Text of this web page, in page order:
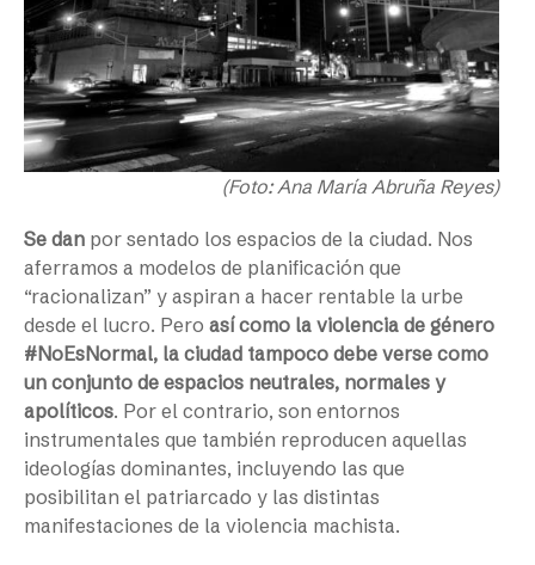
(Foto: Ana María Abruña Reyes)
Se dan por sentado los espacios de la ciudad. Nos
aferramos a modelos de planificación que
“racionalizan” y aspiran a hacer rentable la urbe
desde el lucro. Pero así como la violencia de género
#NoEsNormal, la ciudad tampoco debe verse como
un conjunto de espacios neutrales, normales y
apolíticos. Por el contrario, son entornos
instrumentales que también reproducen aquellas
ideologías dominantes, incluyendo las que
posibilitan el patriarcado y las distintas
manifestaciones de la violencia machista.